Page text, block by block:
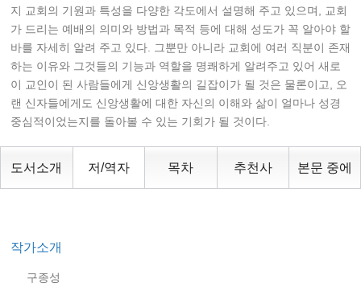
지 교회의 기원과 특성을 다양한 각도에서 설명해 주고 있으며, 교회
가 드리는 예배의 의미와 방법과 목적 등에 대해 성도가 꼭 알아야 할
바를 자세히 알려 주고 있다. 그뿐만 아니라 교회에 여러 직분이 존재
하는 이유와 그것들의 기능과 역할을 명쾌하게 알려주고 있어 새로
이 교인이 된 사람들에게 신앙생활의 길잡이가 될 것은 물론이고, 오
랜 신자들에게도 신앙생활에 대한 자신의 이해와 삶이 얼마나 성경
중심적이었는지를 돌아볼 수 있는 기회가 될 것이다.
도서소개 저/역자 목차 추천사 본문 중에
작가소개
구종성